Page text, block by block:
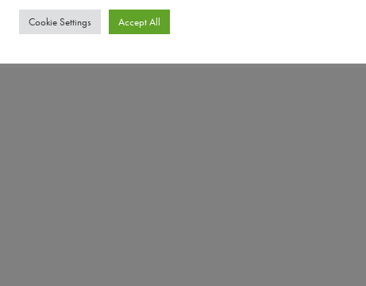
Cookie Settings Accept All